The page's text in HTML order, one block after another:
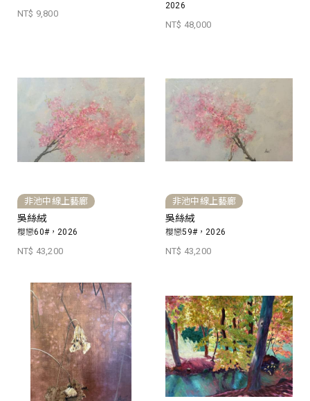
NT$ 9,800
2026
NT$ 48,000
非池中線上藝廊
吳絲絨
櫻戀60#，2026
NT$ 43,200
非池中線上藝廊
吳絲絨
櫻戀59#，2026
NT$ 43,200